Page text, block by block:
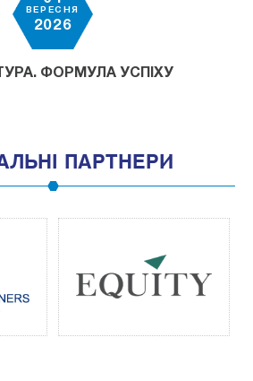
ВЕРЕСНЯ
2026
ФОРМУЛА УСПІХУ
ПАРТНЕРИ